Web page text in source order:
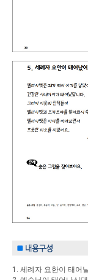
1. 세례자 요한이 태어